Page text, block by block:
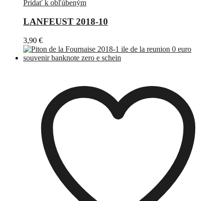
Pridať k obľúbeným
LANFEUST 2018-10
3,90 €